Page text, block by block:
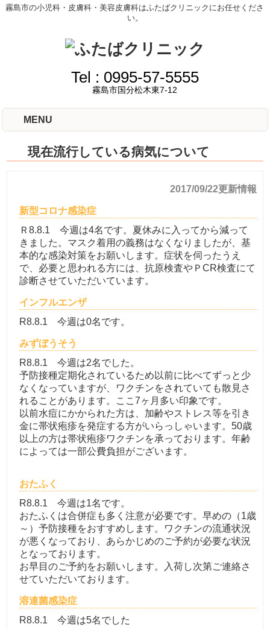
霧島市の小児科・皮膚科・美容皮膚科はふたばクリニックにお任せくださ
い。
Tel : 0995-57-5555
霧島市国分松木東7-12
MENU
現在流行している病気について
2017/09/22更新情報
新型コロナ感染症
Ｒ8.8.1 今週は4名です。夏休みに入ってから減って
きました。マスク着用の義務はなくなりましたが、基
本的な感染対策をお願いします。症状を伺ったうえ
で、必要と思われる方には、抗原検査やＰCR検査にて
診断させていただいています。
インフルエンザ
R8.8.1 今週は0名です。
みずぼうそう
R8.8.1 今週は2名でした。
予防接種定期化されているため以前に比べてずっと少
なくなっていますが、ワクチンをされていても散見さ
れることがあります。ここ7ヶ月多い印象です。
以前水痘にかかられた方は、加齢やストレス等を引き
金に帯状疱疹を発症する方がいらっしゃいます。50歳
以上の方は帯状疱疹ワクチンを承っております。年齢
によっては一部公費負担がございます。
おたふく
R8.8.1 今週は1名です。
おたふくは合併症も多く注意が必要です。早めの（1歳
～）予防接種をおすすめします。ワクチンの流通状況
が悪くなっており、あらかじめのご予約が必要な状況
となっております。
お早目のご予約をお願いします。入荷し次第ご連絡さ
せていただいております。
溶連菌感染症
R8.8.1 今週は5名でした